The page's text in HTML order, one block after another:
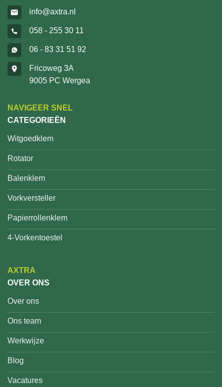
info@axtra.nl
058 - 255 30 11
06 - 83 31 51 92
Fricoweg 3A
9005 PC Wergea
NAVIGEER SNEL
CATEGORIEËN
Witgoedklem
Rotator
Balenklem
Vorkversteller
Papierrollenklem
4-Vorkentoestel
AXTRA
OVER ONS
Over ons
Ons team
Werkwijze
Blog
Vacatures